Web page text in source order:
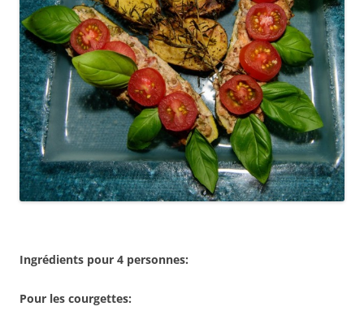
Ingrédients pour 4 personnes:
Pour les courgettes: